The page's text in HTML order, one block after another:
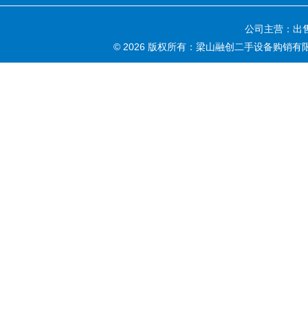
公司主营：出
© 2026 版权所有：梁山融创二手设备购销